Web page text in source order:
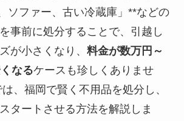
ソファー、古い冷蔵庫」**などの
事前に処分することで、引越し
が小さくなり、 料金が数万円～
なるケースも珍しくありませ
、福岡で賢く不用品を処分し、
タートさせる方法を解説しま